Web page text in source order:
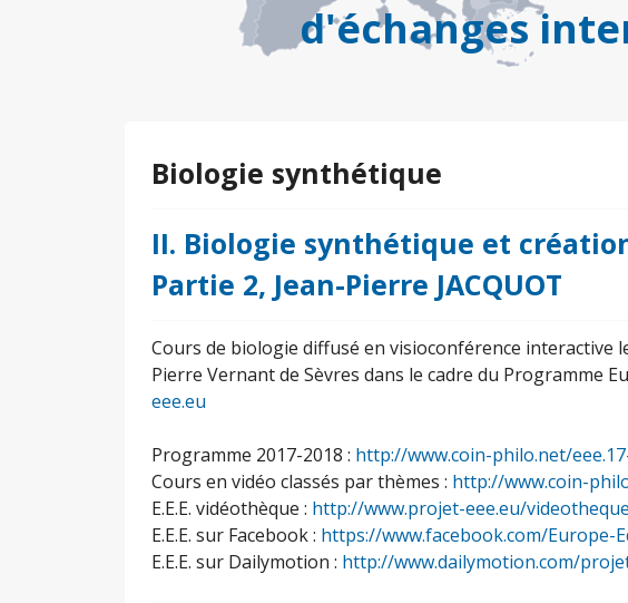
d'échanges
Biologie synthétique
II. Biologie synthétique et
Partie 2, Jean-Pierre JACQUOT
Cours de biologie diffusé en visioconférence interactive
Pierre Vernant de Sèvres dans le cadre du Programme
eee.eu
Programme 2017-2018 : http://www.coin-philo.net/
Cours en vidéo classés par thèmes : http://www.coin-
E.E.E. vidéothèque : http://www.projet-eee.eu/videotheque
E.E.E. sur Facebook : https://www.facebook.com/Europe-
E.E.E. sur Dailymotion : http://www.dailymotion.com/